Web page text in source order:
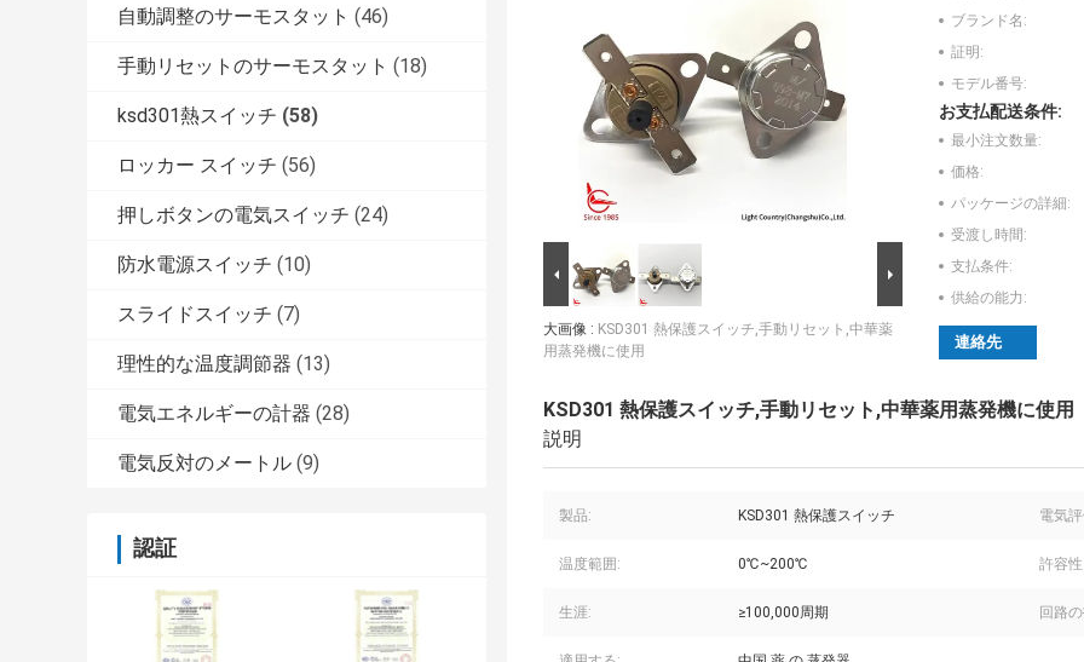
自動調整のサーモスタット (46)
手動リセットのサーモスタット (18)
ksd301熱スイッチ (58)
ロッカー スイッチ (56)
押しボタンの電気スイッチ (24)
防水電源スイッチ (10)
スライドスイッチ (7)
理性的な温度調節器 (13)
電気エネルギーの計器 (28)
電気反対のメートル (9)
認証
大画像 : KSD301 熱保護スイッチ,手動リセット,中華薬
用蒸発機に使用
ブランド名:
証明:
モデル番号:
お支払配送条件:
最小注文数量:
価格:
パッケージの詳細:
受渡し時間:
支払条件:
供給の能力:
連絡先
KSD301 熱保護スイッチ,手動リセット,中華薬用蒸発機に使用
説明
製品: KSD301 熱保護スイッチ 電気
温度範囲: 0℃~200℃ 許容
生涯: ≥100,000周期 回路